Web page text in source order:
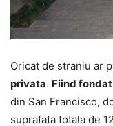
Oricat de straniu ar
privata. Fiind
din San Francisco,
suprafata totala de